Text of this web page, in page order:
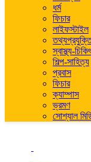
ধর্ম
ফিচার
লাইফস্টাইল
স্বাস্থ্য-
শিল্প-সাহিত্য
প্রবাস
ফিচার
ক্যাম্পাস
ভ্রমণ
সোশ্যাল